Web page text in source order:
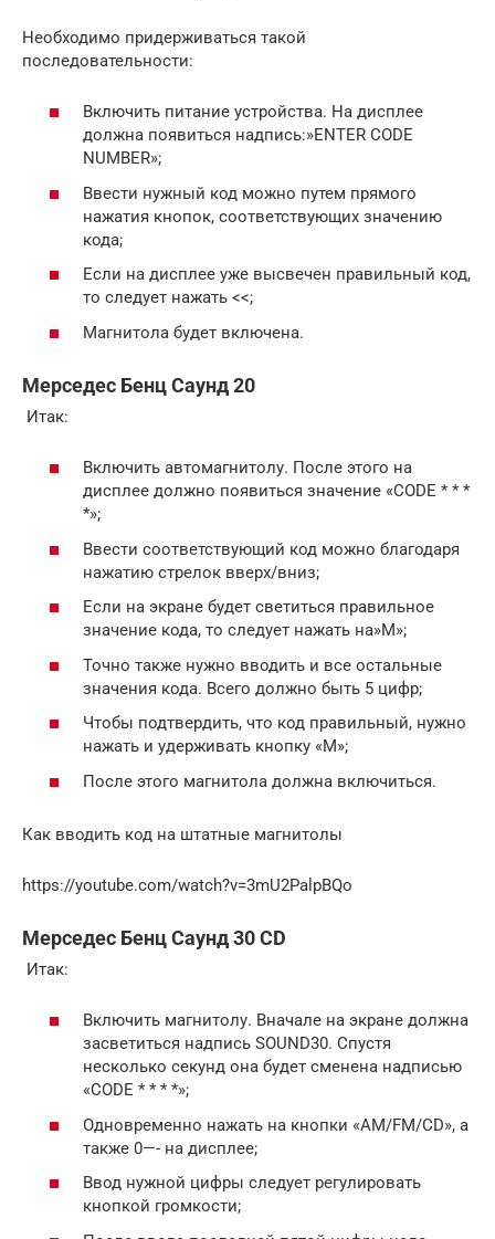
Необходимо придерживаться такой
последовательности:
Включить питание устройства. На дисплее
должна появиться надпись:»ENTER CODE
NUMBER»;
Ввести нужный код можно путем прямого
нажатия кнопок, соответствующих значению
кода;
Если на дисплее уже высвечен правильный код,
то следует нажать <<;
Магнитола будет включена.
Мерседес Бенц Саунд 20
Итак:
Включить автомагнитолу. После этого на
дисплее должно появиться значение «CODE * * *
*»;
Ввести соответствующий код можно благодаря
нажатию стрелок вверх/вниз;
Если на экране будет светиться правильное
значение кода, то следует нажать на»М»;
Точно также нужно вводить и все остальные
значения кода. Всего должно быть 5 цифр;
Чтобы подтвердить, что код правильный, нужно
нажать и удерживать кнопку «М»;
После этого магнитола должна включиться.
Как вводить код на штатные магнитолы
https://youtube.com/watch?v=3mU2PalpBQo
Мерседес Бенц Саунд 30 CD
Итак:
Включить магнитолу. Вначале на экране должна
засветиться надпись SOUND30. Спустя
несколько секунд она будет сменена надписью
«CODE * * * *»;
Одновременно нажать на кнопки «AM/FM/CD», а
также 0—- на дисплее;
Ввод нужной цифры следует регулировать
кнопкой громкости;